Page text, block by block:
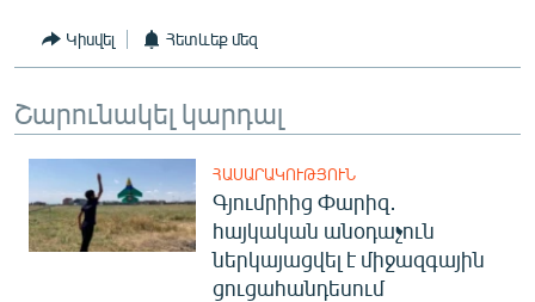
Կիսվել Հետևեք մեզ
Շարունակել կարդալ
ՀԱՍԱՐԱԿՈՒԹՅՈՒՆ
Գյումրիից Փարիզ․
հայկական անօդաչուն
ներկայացվել է միջազգային
ցուցահանդեսում